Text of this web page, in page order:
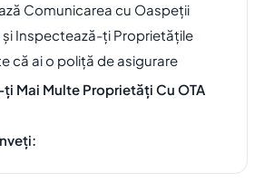
Comunicarea cu Oaspeții
și Inspectează-ți Proprietățile
că ai o poliță de asigurare
Mai Multe Proprietăți Cu OTA